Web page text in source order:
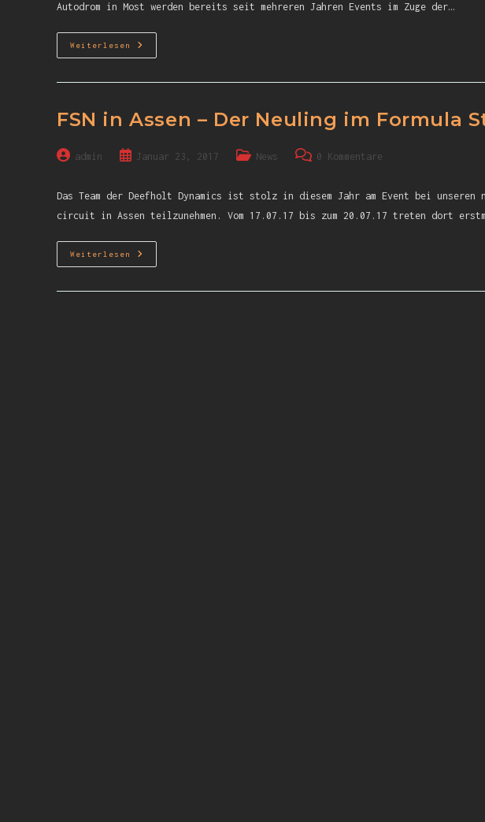
Autodrom in Most werden bereits seit mehreren Jahren Events im Zuge der…
Weiterlesen
FSN in Assen – Der Neuling im Formula
admin Januar 23, 2017 News 0 Kommentare
Das Team der Deefholt Dynamics ist stolz in diesem Jahr am Event bei unseren
circuit in Assen teilzunehmen. Vom 17.07.17 bis zum 20.07.17 treten dort
Weiterlesen